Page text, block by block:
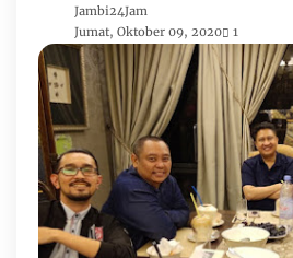
Jambi24Jam
Jumat, Oktober 09, 2020
1